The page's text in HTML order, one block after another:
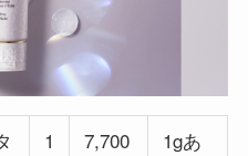
1
7,700
1gあ